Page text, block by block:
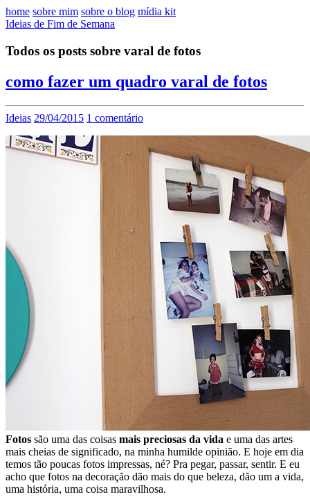
home sobre mim sobre o blog mídia kit
Ideias de Fim de Semana
Todos os posts sobre varal de fotos
como fazer um quadro varal de fotos
Ideias 29/04/2015 1 comentário
Fotos são uma das coisas mais preciosas da vida e uma das artes
mais cheias de significado, na minha humilde opinião. E hoje em dia
temos tão poucas fotos impressas, né? Pra pegar, passar, sentir. E eu
acho que fotos na decoração dão mais do que beleza, dão um a vida,
uma história, uma coisa maravilhosa.